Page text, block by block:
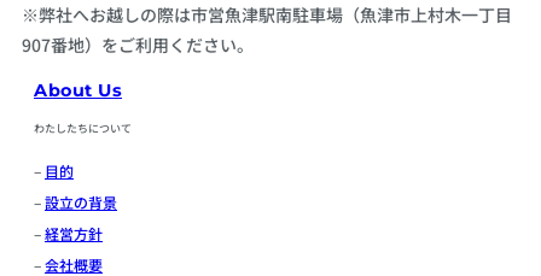
※弊社へお越しの際は市営魚津駅南駐車場（魚津市上村木一丁目
907番地）をご利用ください。
About Us
わたしたちについて
– 目的
–設立の背景
–経営方針
–会社概要